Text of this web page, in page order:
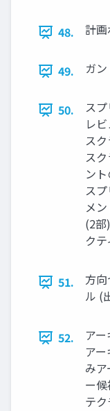
48. 計
49. ガ
50.
ス
レ
ス
ス
ン
ス
メ
(2部
ク
51.
方
ル (
52.
ア
ア
み
ー
テ